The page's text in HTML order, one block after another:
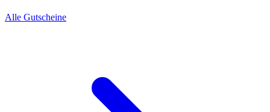
Alle Gutscheine